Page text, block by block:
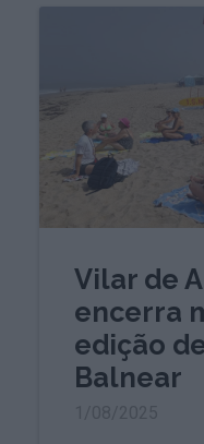
Vilar de
encerra
edição
Balnear